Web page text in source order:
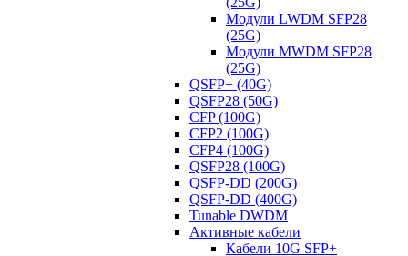
Модули LWDM SFP28
(25G)
Модули MWDM SFP28
(25G)
QSFP+ (40G)
QSFP28 (50G)
CFP (100G)
CFP2 (100G)
CFP4 (100G)
QSFP28 (100G)
QSFP-DD (200G)
QSFP-DD (400G)
Tunable DWDM
Активные кабели
Кабели 10G SFP+